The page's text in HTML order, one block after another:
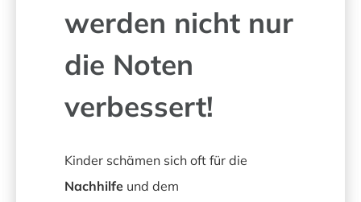
werden nicht nur
die Noten
verbessert!
Kinder schämen sich oft für die
Nachhilfe und dem